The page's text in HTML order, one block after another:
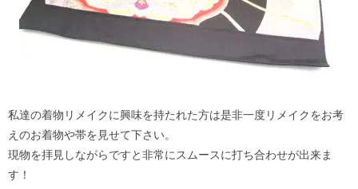
私達の着物リメイクに興味を持たれた方は是非一度リメイクをお考
えのお着物や帯を見せて下さい。
現物を拝見しながらですと非常にスムースに打ち合わせが出来ま
す！